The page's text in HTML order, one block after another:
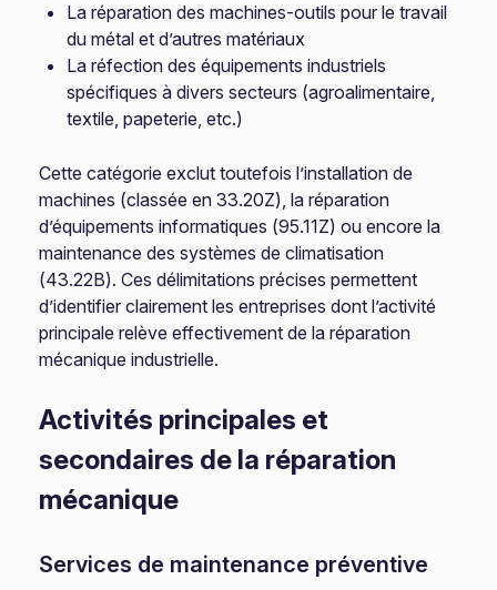
La réparation des machines-outils pour le travail
du métal et d’autres matériaux
La réfection des équipements industriels
spécifiques à divers secteurs (agroalimentaire,
textile, papeterie, etc.)
Cette catégorie exclut toutefois l’installation de
machines (classée en 33.20Z), la réparation
d’équipements informatiques (95.11Z) ou encore la
maintenance des systèmes de climatisation
(43.22B). Ces délimitations précises permettent
d’identifier clairement les entreprises dont l’activité
principale relève effectivement de la réparation
mécanique industrielle.
Activités principales et
secondaires de la réparation
mécanique
Services de maintenance préventive